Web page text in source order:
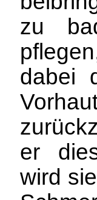
zu
dabei
er
wird